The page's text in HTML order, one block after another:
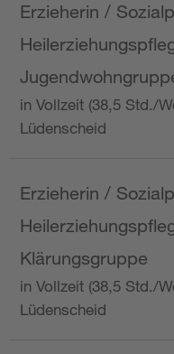
Erzieherin /
in Vollzeit (38,5 Std./
Lüdenscheid
Erzieherin /
Klärungsgruppe
in Vollzeit (38,5 Std./
Lüdenscheid